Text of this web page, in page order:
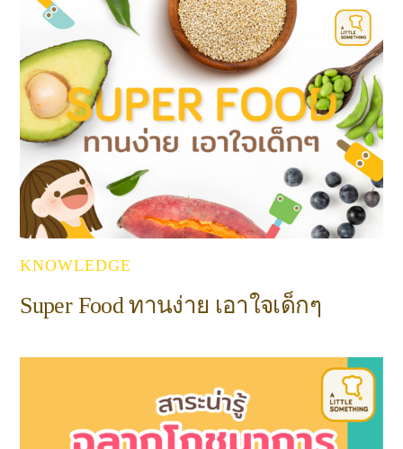
KNOWLEDGE
Super Food ทานง่าย เอาใจเด็กๆ